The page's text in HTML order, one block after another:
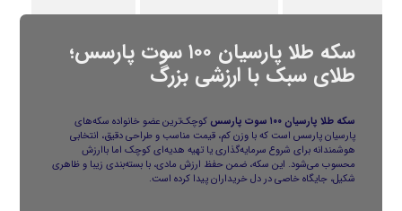
سکه طلا پارسیان ۱۰۰ سوت پارسس؛
طلای سبک با ارزشی بزرگ
سکه طلا پارسیان ۱۰۰ سوت پارسس
کوچک‌ترین عضو خانواده سکه‌های
پارسیان پارسس است که با وزن کم، قیمت مناسب و طراحی دقیق، انتخابی
هوشمندانه برای شروع سرمایه‌گذاری یا تهیه هدیه‌ای کوچک اما باارزش
محسوب می‌شود. این سکه، ضمن حفظ ارزش مادی، با بسته‌بندی زیبا و ظاهری
شکیل، جایگاه خاصی در دل خریداران پیدا کرده است.